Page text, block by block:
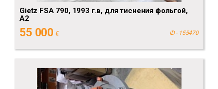
Gietz FSA 790, 1993 г.в, для тиснения фольгой,
А2
55 000 € ID - 155470